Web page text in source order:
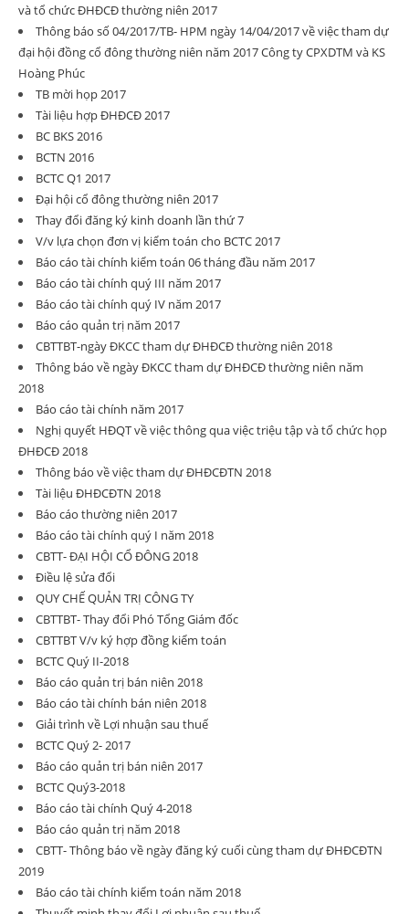
và tổ chức ĐHĐCĐ thường niên 2017
Thông báo số 04/2017/TB- HPM ngày 14/04/2017 về việc tham dự
đại hội đồng cổ đông thường niên năm 2017 Công ty CPXDTM và KS
Hoàng Phúc
TB mời họp 2017
Tài liệu hợp ĐHĐCĐ 2017
BC BKS 2016
BCTN 2016
BCTC Q1 2017
Đại hội cổ đông thường niên 2017
Thay đổi đăng ký kinh doanh lần thứ 7
V/v lựa chọn đơn vị kiểm toán cho BCTC 2017
Báo cáo tài chính kiểm toán 06 tháng đầu năm 2017
Báo cáo tài chính quý III năm 2017
Báo cáo tài chính quý IV năm 2017
Báo cáo quản trị năm 2017
CBTTBT-ngày ĐKCC tham dự ĐHĐCĐ thường niên 2018
Thông báo về ngày ĐKCC tham dự ĐHĐCĐ thường niên năm
2018
Báo cáo tài chính năm 2017
Nghị quyết HĐQT về việc thông qua việc triệu tập và tổ chức họp
ĐHĐCĐ 2018
Thông báo về việc tham dự ĐHĐCĐTN 2018
Tài liệu ĐHĐCĐTN 2018
Báo cáo thường niên 2017
Báo cáo tài chính quý I năm 2018
CBTT- ĐẠI HỘI CỔ ĐÔNG 2018
Điều lệ sửa đổi
QUY CHẾ QUẢN TRỊ CÔNG TY
CBTTBT- Thay đổi Phó Tổng Giám đốc
CBTTBT V/v ký hợp đồng kiểm toán
BCTC Quý II-2018
Báo cáo quản trị bán niên 2018
Báo cáo tài chính bán niên 2018
Giải trình về Lợi nhuận sau thuế
BCTC Quý 2- 2017
Báo cáo quản trị bán niên 2017
BCTC Quý3-2018
Báo cáo tài chính Quý 4-2018
Báo cáo quản trị năm 2018
CBTT- Thông báo về ngày đăng ký cuối cùng tham dự ĐHĐCĐTN
2019
Báo cáo tài chính kiểm toán năm 2018